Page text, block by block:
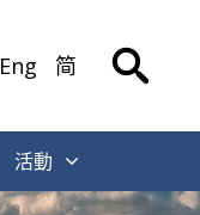
Eng 简
活動